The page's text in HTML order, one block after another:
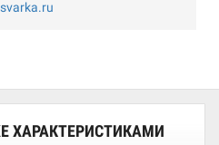
ХАРАКТЕРИСТИКАМИ